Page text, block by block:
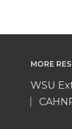
MORE
WSU